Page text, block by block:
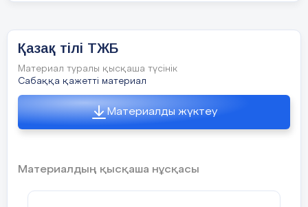
употребления сфера употребления речевые
непосредственное повседневное общение
непринужденная, неофициальная обстановка;
лексика, простые предложения;
эмоциональность, образность, конкретность,
простота
сфера употребления речевые жанры языковые
Қазақ тілі ТЖБ
Материал туралы қысқаша түсінік
Сабаққа қажетті материал
Материалды жүктеу
Материалдың қысқаша нұсқасы